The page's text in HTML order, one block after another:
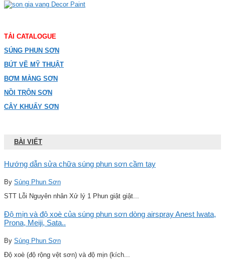
TẢI CATALOGUE
SÚNG PHUN SƠN
BÚT VẼ MỸ THUẬT
BƠM MÀNG SƠN
NỒI TRỘN SƠN
CÂY KHUẤY SƠN
BÀI VIẾT
Hướng dẫn sửa chữa súng phun sơn cầm tay
By Súng Phun Sơn
STT Lỗi Nguyên nhân Xử lý 1 Phun giật giật...
Độ mịn và độ xoè của súng phun sơn dòng airspray Anest Iwata,
Prona, Meiji, Sata..
By Súng Phun Sơn
Độ xoè (độ rộng vệt sơn) và độ mịn (kích...